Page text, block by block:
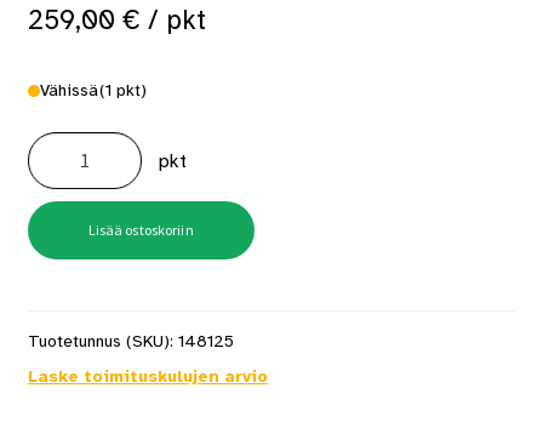
259,00 € / pkt
Vähissä(1 pkt)
Bosch
Pistosaha
Solo
Gst
18
V-
Lib
Lboxx
D-
pkt
Lisää ostoskoriin
Tuotetunnus (SKU): 148125
Laske toimituskulujen arvio